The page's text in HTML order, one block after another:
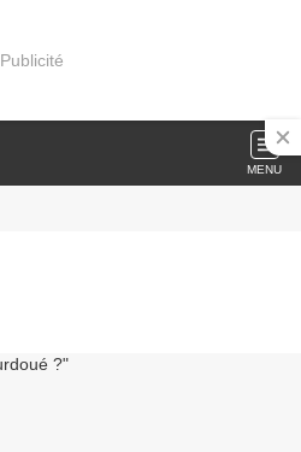
Publicité
MENU